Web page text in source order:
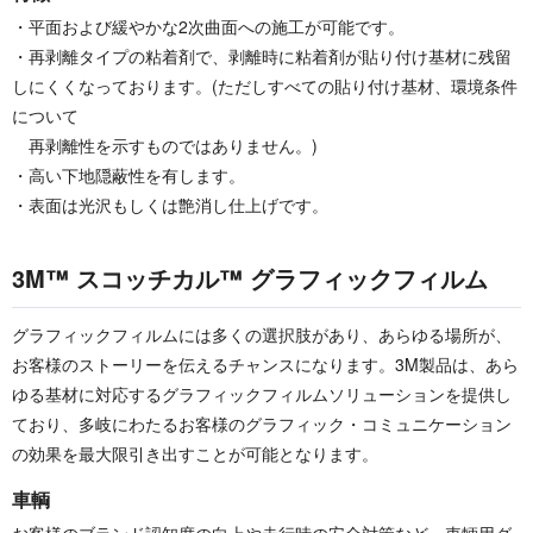
・平面および緩やかな2次曲面への施工が可能です。
・再剥離タイプの粘着剤で、剥離時に粘着剤が貼り付け基材に残留
しにくくなっております。(ただしすべての貼り付け基材、環境条件
について
再剥離性を示すものではありません。)
・高い下地隠蔽性を有します。
・表面は光沢もしくは艶消し仕上げです。
3M™ スコッチカル™ グラフィックフィルム
グラフィックフィルムには多くの選択肢があり、あらゆる場所が、
お客様のストーリーを伝えるチャンスになります。3M製品は、あら
ゆる基材に対応するグラフィックフィルムソリューションを提供し
ており、多岐にわたるお客様のグラフィック・コミュニケーション
の効果を最大限引き出すことが可能となります。
車輌